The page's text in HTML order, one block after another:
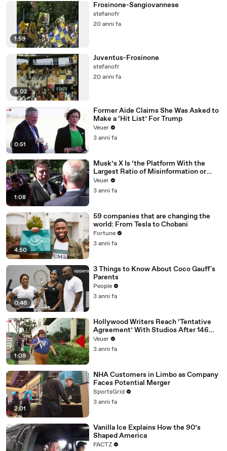
1:59
Frosinone-Sangiovannese
stefanofr
20 anni fa
6:02
Juventus-Frosinone
stefanofr
20 anni fa
0:51
Former Aide Claims She Was Asked to
Make a ‘Hit List’ For Trump
Veuer
3 anni fa
1:08
Musk’s X Is ‘the Platform With the
Largest Ratio of Misinformation or
Disinformation’ Amongst All Social
Media Platforms
Veuer
3 anni fa
4:50
59 companies that are changing the
world: From Tesla to Chobani
Fortune
3 anni fa
0:46
3 Things to Know About Coco Gauff's
Parents
People
3 anni fa
1:09
Hollywood Writers Reach ‘Tentative
Agreement’ With Studios After 146
Day Strike
Veuer
3 anni fa
2:01
NHA Customers in Limbo as Company
Faces Potential Merger
SportsGrid
3 anni fa
Vanilla Ice Explains How the 90’s
Shaped America
FACTZ